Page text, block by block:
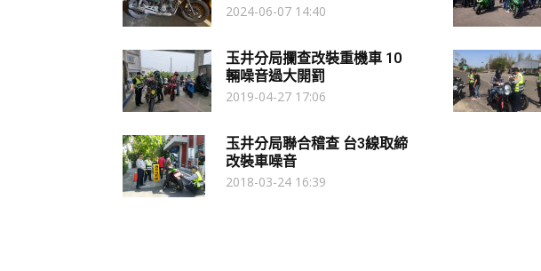
2024-06-07 14:40
玉井分局攔查改裝重機車 10
輛噪音過大開罰
2019-04-27 17:06
玉井分局聯合稽查 台3線取締
改裝車噪音
2018-03-24 16:39